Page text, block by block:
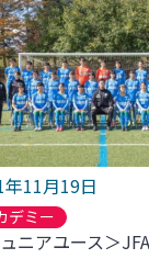
年11月19日
デミー